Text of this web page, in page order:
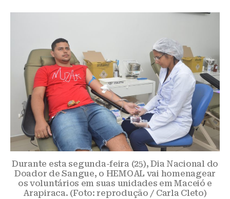
Durante esta segunda-feira (25), Dia Nacional do
Doador de Sangue, o HEMOAL vai homenagear
os voluntários em suas unidades em Maceió e
Arapiraca. (Foto: reprodução / Carla Cleto)